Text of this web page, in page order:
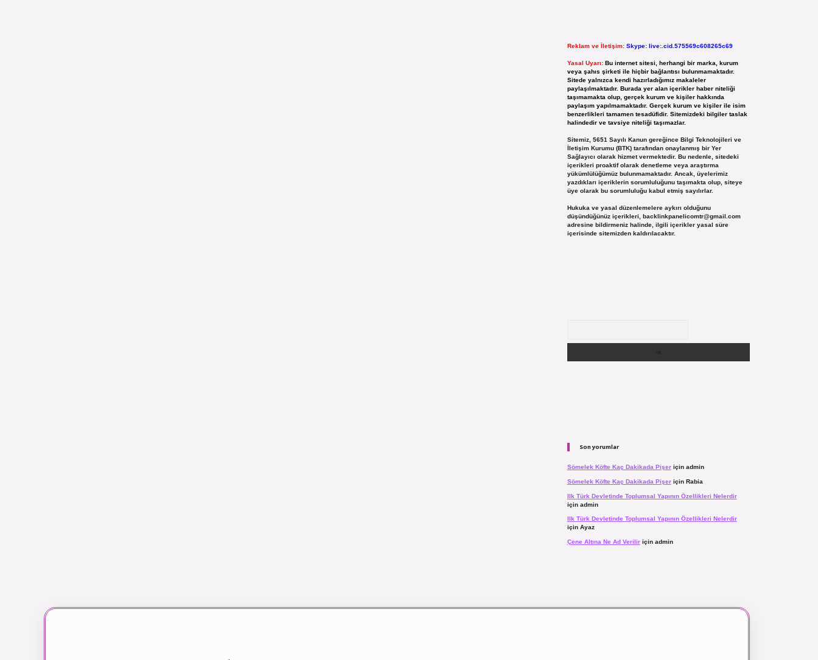
Reklam ve İletişim: Skype: live:.cid.575569c608265c69
Yasal Uyarı: Bu internet sitesi, herhangi bir marka, kurum
veya şahıs şirketi ile hiçbir bağlantısı bulunmamaktadır.
Sitede yalnızca kendi hazırladığımız makaleler
paylaşılmaktadır. Burada yer alan içerikler haber niteliği
taşımamakta olup, gerçek kurum ve kişiler hakkında
paylaşım yapılmamaktadır. Gerçek kurum ve kişiler ile isim
benzerlikleri tamamen tesadüfidir. Sitemizdeki bilgiler taslak
halindedir ve tavsiye niteliği taşımazlar.
Sitemiz, 5651 Sayılı Kanun gereğince Bilgi Teknolojileri ve
İletişim Kurumu (BTK) tarafından onaylanmış bir Yer
Sağlayıcı olarak hizmet vermektedir. Bu nedenle, sitedeki
içerikleri proaktif olarak denetleme veya araştırma
yükümlülüğümüz bulunmamaktadır. Ancak, üyelerimiz
yazdıkları içeriklerin sorumluluğunu taşımakta olup, siteye
üye olarak bu sorumluluğu kabul etmiş sayılırlar.
Hukuka ve yasal düzenlemelere aykırı olduğunu
düşündüğünüz içerikleri, backlinkpanelicomtr@gmail.com
adresine bildirmeniz halinde, ilgili içerikler yasal süre
içerisinde sitemizden kaldırılacaktır.
Son yorumlar
Sömelek Köfte Kaç Dakikada Pişeriçin admin
Sömelek Köfte Kaç Dakikada Pişeriçin Rabia
Ilk Türk Devletinde Toplumsal Yapının Özellikleri Nelerdir
için admin
Ilk Türk Devletinde Toplumsal Yapının Özellikleri Nelerdir
için Ayaz
Çene Altına Ne Ad Veriliriçin admin